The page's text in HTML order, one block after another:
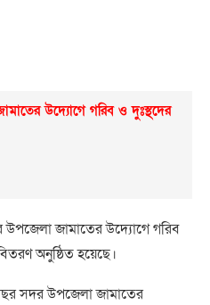
উদ্যোগে গরিব ও দুঃস্থদের
উপজেলা জামাতের উদ্যোগে গরিব
অনুষ্ঠিত হয়েছে।
সদর উপজেলা জামাতের